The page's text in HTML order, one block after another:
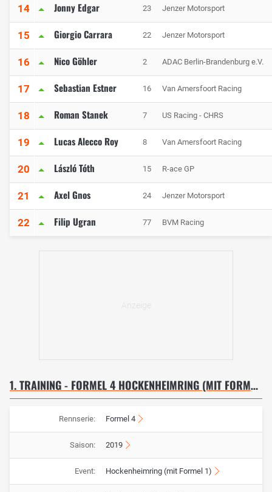
14 Jonny Edgar 23 Jenzer Motorsport
15 Giorgio Carrara 22 Jenzer Motorsport
16 Nico Göhler 2 ADAC Berlin-Brandenburg e.V.
17 Sebastian Estner 16 Van Amersfoort Racing
18 Roman Stanek 7 US Racing - CHRS
19 Lucas Alecco Roy 8 Van Amersfoort Racing
20 László Tóth 15 R-ace GP
21 Axel Gnos 24 Jenzer Motorsport
22 Filip Ugran 77 BVM Racing
1. TRAINING - FORMEL 4 HOCKENHEIMRING (MIT FORMEL 1)
Rennserie: Formel 4
Saison: 2019
Event: Hockenheimring (mit Formel 1)